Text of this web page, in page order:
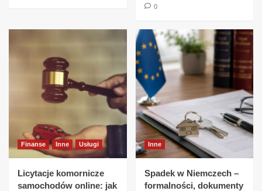
0
Finanse Inne Usługi
Licytacje komornicze
samochodów online: jak
Inne
Spadek w Niemczech –
formalności, dokumenty